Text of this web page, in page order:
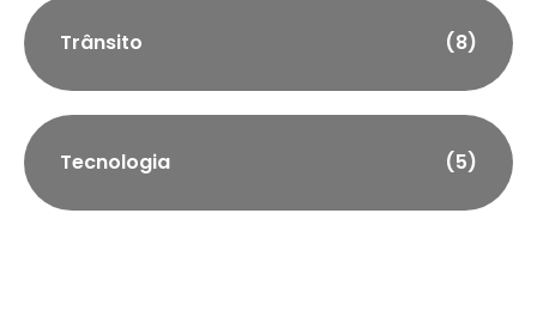
Trânsito (8)
Tecnologia (5)